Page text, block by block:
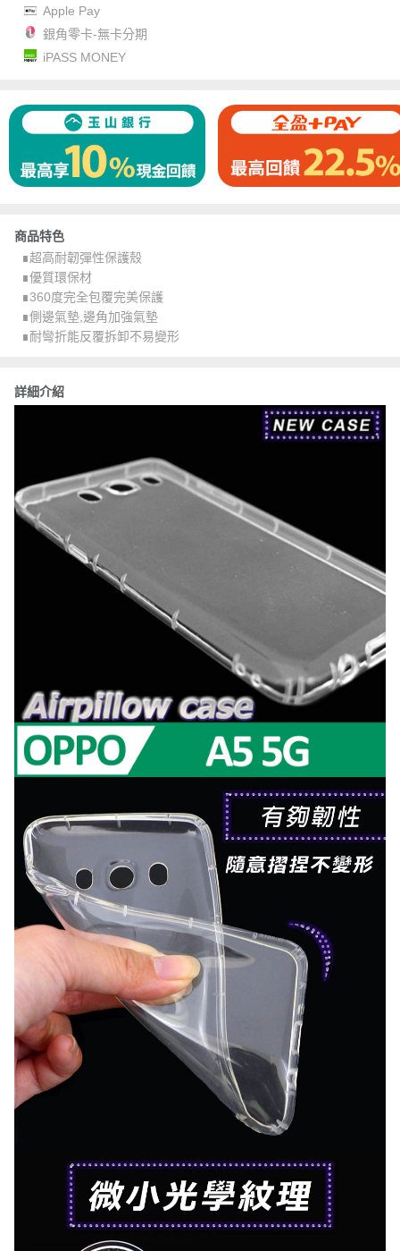
Apple Pay
銀角零卡-無卡分期
iPASS MONEY
商品特色
∎超高耐韌彈性保護殼
∎優質環保材
∎360度完全包覆完美保護
∎側邊氣墊,邊角加強氣墊
∎耐彎折能反覆拆卸不易變形
詳細介紹